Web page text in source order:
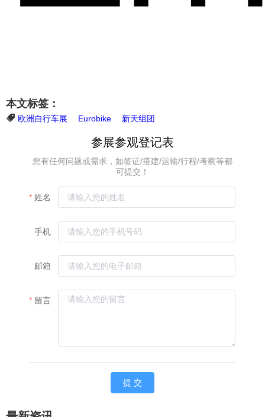
本文标签：
欧洲自行车展 Eurobike 新天组团